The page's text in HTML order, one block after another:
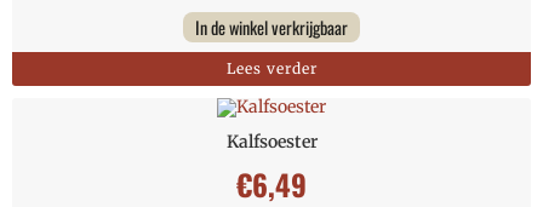
In de winkel verkrijgbaar
Lees verder
Kalfsoester
€6,49